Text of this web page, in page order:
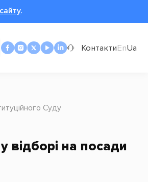
.
КонтактиEnUa
Суду
відборі на посади